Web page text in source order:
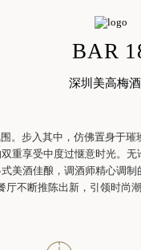
BAR
深圳美高梅
。步入其中，仿佛置身于
重享受中度过惬意时光。
美酒佳酿，调酒师精心调
厅不断推陈出新，引领时尚